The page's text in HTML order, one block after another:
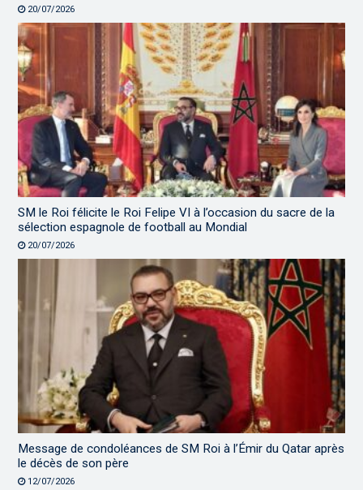
20/07/2026
SM le Roi félicite le Roi Felipe VI à l’occasion du sacre de la
sélection espagnole de football au Mondial
20/07/2026
Message de condoléances de SM Roi à l’Émir du Qatar après
le décès de son père
12/07/2026